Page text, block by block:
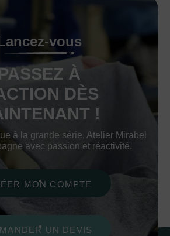
vous
À
DÈS
!
à la grande série, Atelier Mirabel
avec passion et réactivité.
MON COMPTE
UN DEVIS